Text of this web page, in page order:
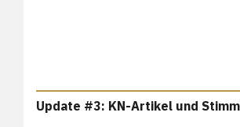
Update #3: KN-Artikel und